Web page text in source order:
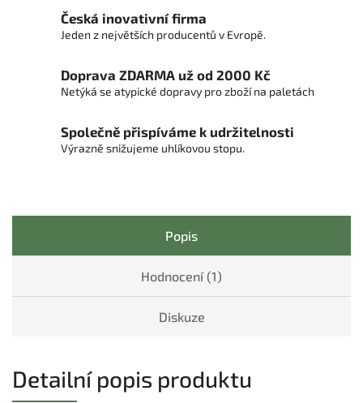
Česká inovativní firma
Jeden z největších producentů v Evropě.
Doprava ZDARMA už od 2000 Kč
Netýká se atypické dopravy pro zboží na paletách
Společně přispíváme k udržitelnosti
Výrazně snižujeme uhlíkovou stopu.
Popis
Hodnocení (1)
Diskuze
Detailní popis produktu